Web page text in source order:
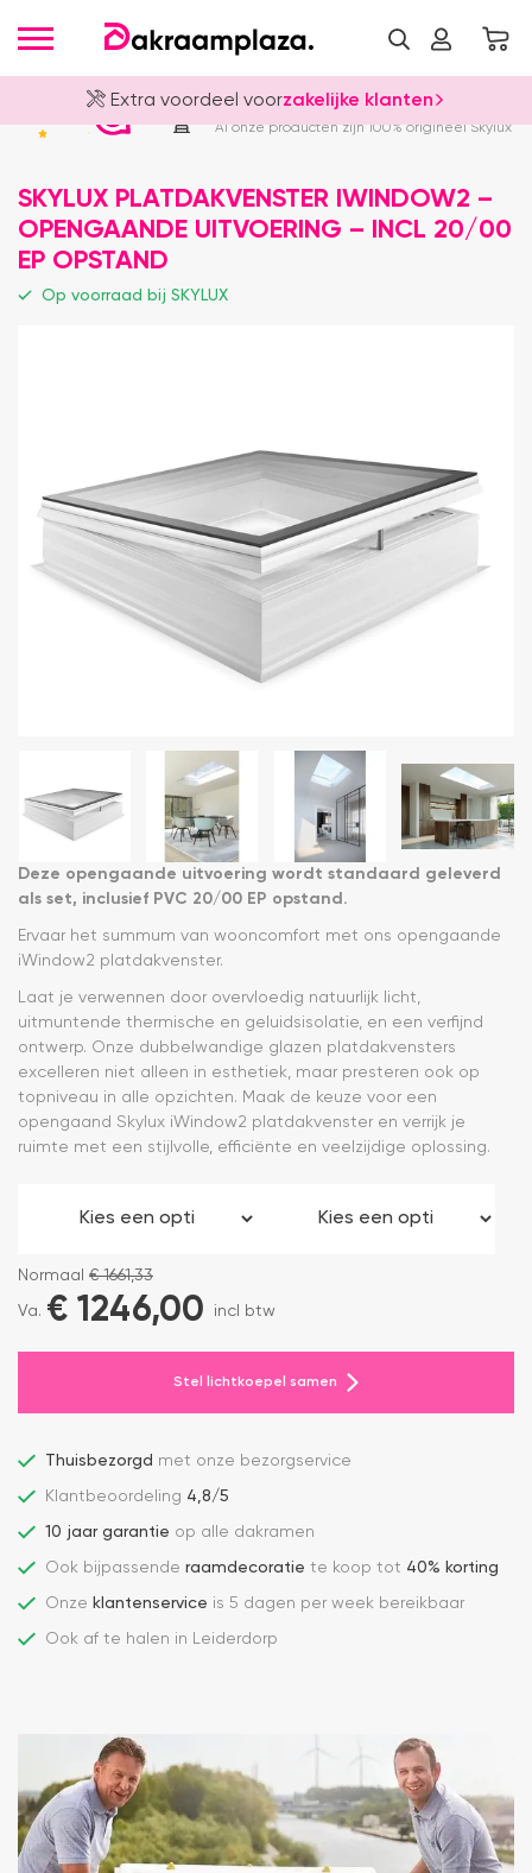
Extra voordeel voorzakelijke klanten
Officieel Skylux Dealer
Al onze producten zijn 100% origineel Skylux
SKYLUX PLATDAKVENSTER IWINDOW2 –
OPENGAANDE UITVOERING – INCL 20/00
EP OPSTAND
Op voorraad bij SKYLUX
Deze opengaande uitvoering wordt standaard geleverd
als set, inclusief PVC 20/00 EP opstand.
Ervaar het summum van wooncomfort met ons opengaande
iWindow2 platdakvenster.
Laat je verwennen door overvloedig natuurlijk licht,
uitmuntende thermische en geluidsisolatie, en een verfijnd
ontwerp. Onze dubbelwandige glazen platdakvensters
excelleren niet alleen in esthetiek, maar presteren ook op
topniveau in alle opzichten. Maak de keuze voor een
opengaand Skylux iWindow2 platdakvenster en verrijk je
ruimte met een stijlvolle, efficiënte en veelzijdige oplossing.
Normaal €1661,33
Va. € 1246,00 incl btw
Stel lichtkoepel samen
Thuisbezorgd met onze bezorgservice
Klantbeoordeling 4,8/5
10 jaar garantie op alle dakramen
Ook bijpassende raamdecoratie te koop tot 40% korting
Onze klantenservice is 5 dagen per week bereikbaar
Ook af te halen in Leiderdorp